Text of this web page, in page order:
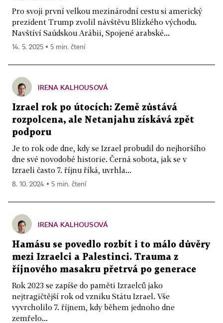
Pro svoji první velkou mezinárodní cestu si americký
prezident Trump zvolil návštěvu Blízkého východu.
Navštíví Saúdskou Arábii, Spojené arabské...
14. 5. 2025 ▪ 5 min. čtení
IRENA KALHOUSOVÁ
Izrael rok po útocích: Země zůstává
rozpolcena, ale Netanjahu získává zpět
podporu
Je to rok ode dne, kdy se Izrael probudil do nejhoršího
dne své novodobé historie. Černá sobota, jak se v
Izraeli často 7. říjnu říká, uvrhla...
8. 10. 2024 ▪ 5 min. čtení
IRENA KALHOUSOVÁ
Hamásu se povedlo rozbít i to málo důvěry
mezi Izraelci a Palestinci. Trauma z
říjnového masakru přetrvá po generace
Rok 2023 se zapíše do paměti Izraelců jako
nejtragičtější rok od vzniku Státu Izrael. Vše
vyvrcholilo 7. říjnem, kdy během jednoho dne
zemřelo...